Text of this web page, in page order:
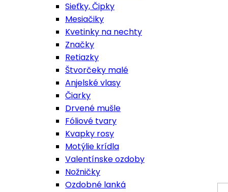
Sieťky, Čipky
Mesiačiky
Kvetinky na nechty
Značky
Retiazky
Štvorčeky malé
Anjelské vlasy
Čiarky
Drvené mušle
Fóliové tvary
Kvapky rosy
Motýlie krídla
Valentínske ozdoby
Nožničky
Ozdobné lanká